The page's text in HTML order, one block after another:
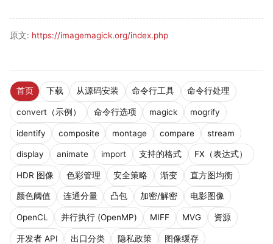
首页 下载 从源码安装 命令行工具 命令行处理
convert（示例） 命令行选项 magick mogrify
identify composite montage compare stream
display animate import 支持的格式 FX（表达式）
HDR 图像 色彩管理 安全策略 渐变 直方图均衡
颜色阈值 连通分量 凸包 加密/解密 电影图像
OpenCL 并行执行 (OpenMP) MIFF MVG 资源
开发者 API 出口分类 隐私政策 图像缓存
原文: https://imagemagick.org/index.php